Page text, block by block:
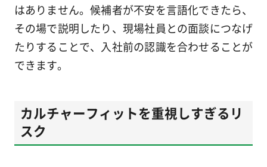
はありません。候補者が不安を言語化できたら、
その場で説明したり、現場社員との面談につなげ
たりすることで、入社前の認識を合わせることが
できます。
カルチャーフィットを重視しすぎるリ
スク